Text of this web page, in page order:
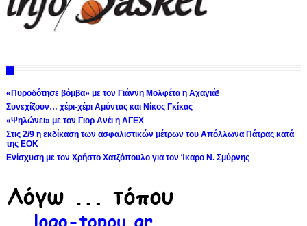
«Πυροδότησε βόμβα» με τον Γιάννη Μολφέτα η Αχαγιά!
Συνεχίζουν… χέρι-χέρι Αμύντας και Νίκος Γκίκας
«Ψηλώνει» με τον Γιορ Ανέι η ΑΓΕΧ
Στις 2/9 η εκδίκαση των ασφαλιστικών μέτρων του Απόλλωνα Πάτρας κατά
της ΕΟΚ
Ενίσχυση με τον Χρήστο Χατζόπουλο για τον Ίκαρο Ν. Σμύρνης